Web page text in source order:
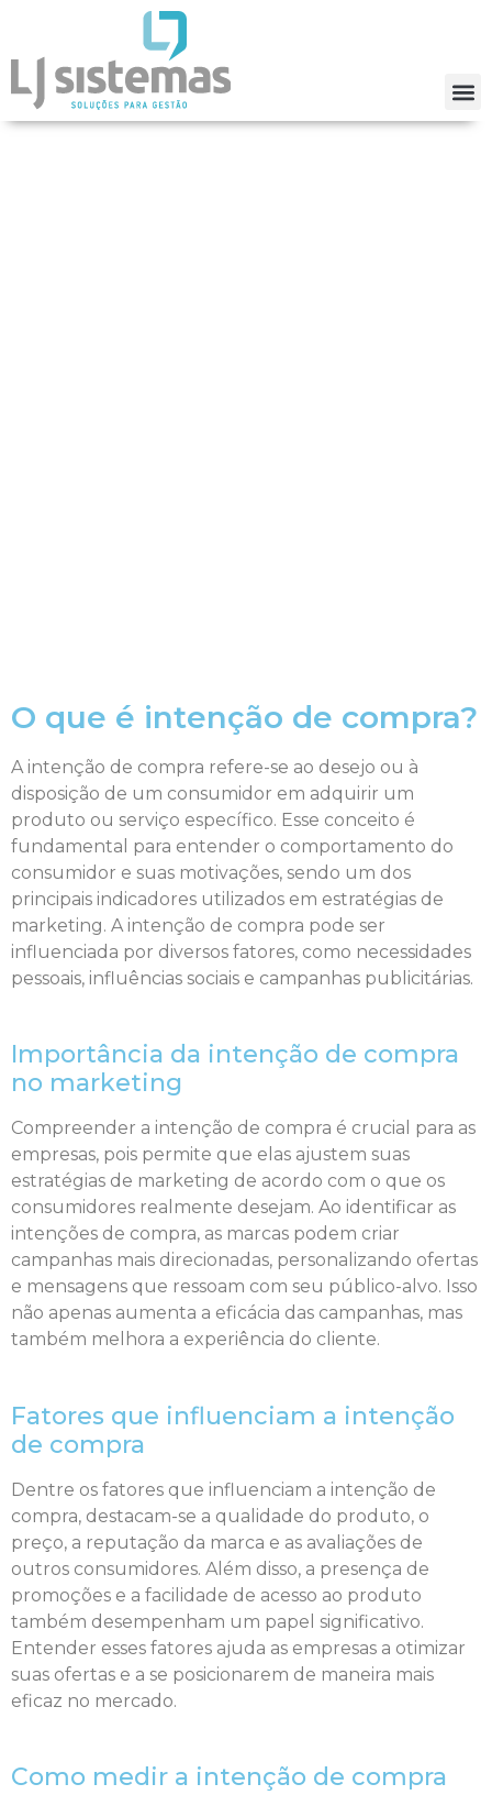
O que é intenção de compra?
A intenção de compra refere-se ao desejo ou à
disposição de um consumidor em adquirir um
produto ou serviço específico. Esse conceito é
fundamental para entender o comportamento do
consumidor e suas motivações, sendo um dos
principais indicadores utilizados em estratégias de
marketing. A intenção de compra pode ser
influenciada por diversos fatores, como necessidades
pessoais, influências sociais e campanhas publicitárias.
Importância da intenção de compra
no marketing
Compreender a intenção de compra é crucial para as
empresas, pois permite que elas ajustem suas
estratégias de marketing de acordo com o que os
consumidores realmente desejam. Ao identificar as
intenções de compra, as marcas podem criar
campanhas mais direcionadas, personalizando ofertas
e mensagens que ressoam com seu público-alvo. Isso
não apenas aumenta a eficácia das campanhas, mas
também melhora a experiência do cliente.
Fatores que influenciam a intenção
de compra
Dentre os fatores que influenciam a intenção de
compra, destacam-se a qualidade do produto, o
preço, a reputação da marca e as avaliações de
outros consumidores. Além disso, a presença de
promoções e a facilidade de acesso ao produto
também desempenham um papel significativo.
Entender esses fatores ajuda as empresas a otimizar
suas ofertas e a se posicionarem de maneira mais
eficaz no mercado.
Como medir a intenção de compra